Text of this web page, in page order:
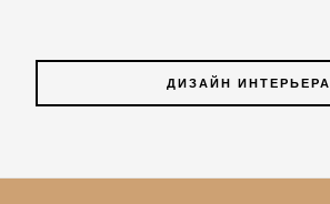
ДИЗАЙН ИНТЕРЬЕРА